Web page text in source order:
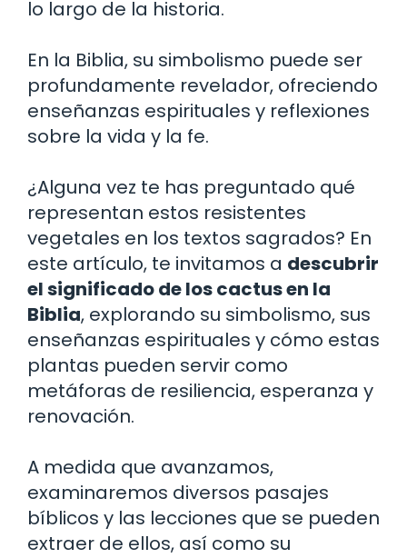
lo largo de la historia.
En la Biblia, su simbolismo puede ser
profundamente revelador, ofreciendo
enseñanzas espirituales y reflexiones
sobre la vida y la fe.
¿Alguna vez te has preguntado qué
representan estos resistentes
vegetales en los textos sagrados? En
este artículo, te invitamos a descubrir
el significado de los cactus en la
Biblia, explorando su simbolismo, sus
enseñanzas espirituales y cómo estas
plantas pueden servir como
metáforas de resiliencia, esperanza y
renovación.
A medida que avanzamos,
examinaremos diversos pasajes
bíblicos y las lecciones que se pueden
extraer de ellos, así como su